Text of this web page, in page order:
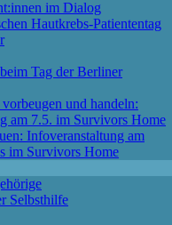
im Dialog
Hautkrebs-Patiententag
Tag der Berliner
und handeln:
am 7.5. im Survivors Home
Infoveranstaltung am
im Survivors Home
Selbsthilfe